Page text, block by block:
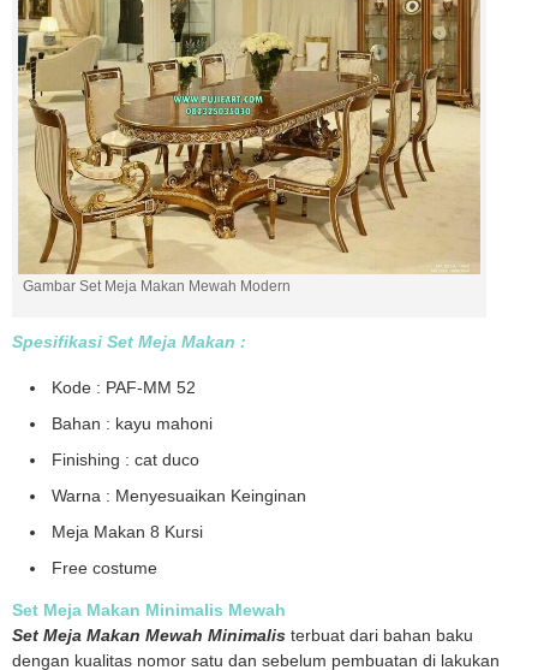
Gambar Set Meja Makan Mewah Modern
Spesifikasi Set Meja Makan :
Kode : PAF-MM 52
Bahan : kayu mahoni
Finishing : cat duco
Warna : Menyesuaikan Keinginan
Meja Makan 8 Kursi
Free costume
Set Meja Makan Minimalis Mewah
Set Meja Makan Mewah Minimalis terbuat dari bahan baku
dengan kualitas nomor satu dan sebelum pembuatan di lakukan